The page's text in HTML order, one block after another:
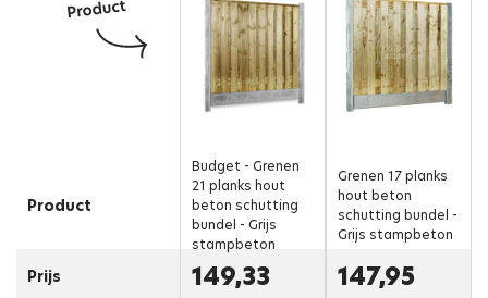
Product
Prijs
Budget - Grenen
21 planks hout
beton schutting
bundel - Grijs
stampbeton
149,33
Grenen 17 planks
hout beton
schutting bundel -
Grijs stampbeton
147,95